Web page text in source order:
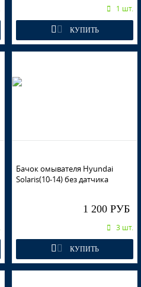
1 шт.
КУПИТЬ
Бачок омывателя Hyundai
Solaris(10-14) без датчика
1 200 РУБ
3 шт.
КУПИТЬ